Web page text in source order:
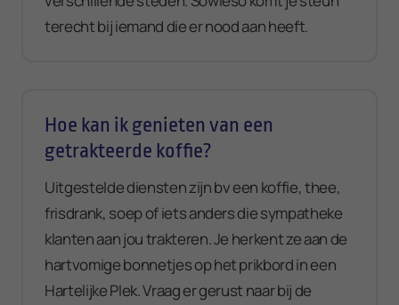
terecht bij iemand die er nood aan heeft.
Hoe kan ik genieten van een
getrakteerde koffie?
Uitgestelde diensten zijn bv een koffie, thee,
frisdrank, soep of iets anders die sympatheke
klanten aan jou trakteren. Je herkent ze aan de
hartvomige bonnetjes op het prikbord in een
Hartelijke Plek. Vraag er gerust naar bij de